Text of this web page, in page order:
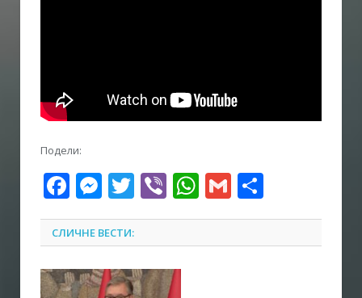
Подели:
Facebook
Messenger
Twitter
ViberWhatsApp
Gmail
СЛИЧНЕ ВЕСТИ: